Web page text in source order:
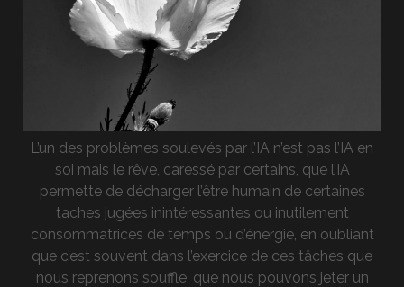
L’un des problèmes soulevés par l’IA n’est pas l’IA en
soi mais le rêve, caressé par certains, que l’IA
permette de décharger l’être humain de certaines
taches jugées inintéressantes ou inutilement
consommatrices de temps ou d’énergie, en oubliant
que c’est souvent dans l’exercice de ces tâches que
nous reprenons souffle, que nous pouvons jeter un